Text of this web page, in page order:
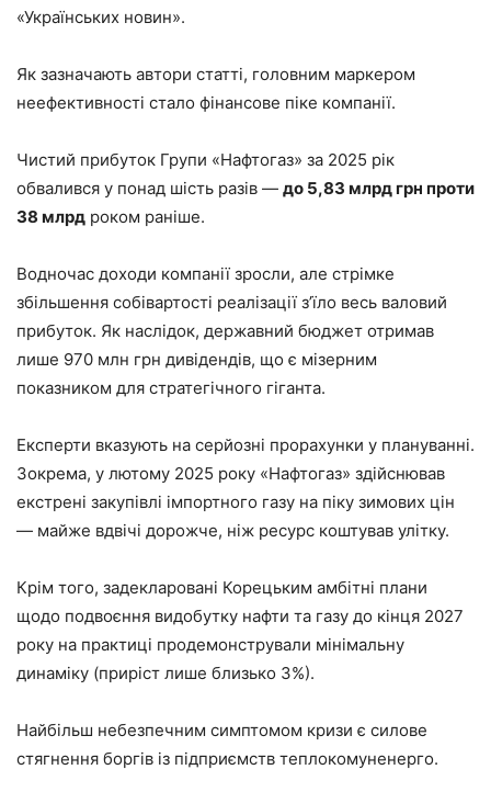
«Українських новин».
Як зазначають автори статті, головним маркером
неефективності стало фінансове піке компанії.
Чистий прибуток Групи «Нафтогаз» за 2025 рік
обвалився у понад шість разів — до 5,83 млрд грн проти
38 млрд роком раніше.
Водночас доходи компанії зросли, але стрімке
збільшення собівартості реалізації з’їло весь валовий
прибуток. Як наслідок, державний бюджет отримав
лише 970 млн грн дивідендів, що є мізерним
показником для стратегічного гіганта.
Експерти вказують на серйозні прорахунки у плануванні.
Зокрема, у лютому 2025 року «Нафтогаз» здійснював
екстрені закупівлі імпортного газу на піку зимових цін
— майже вдвічі дорожче, ніж ресурс коштував улітку.
Крім того, задекларовані Корецьким амбітні плани
щодо подвоєння видобутку нафти та газу до кінця 2027
року на практиці продемонстрували мінімальну
динаміку (приріст лише близько 3%).
Найбільш небезпечним симптомом кризи є силове
стягнення боргів із підприємств теплокомуненерго.